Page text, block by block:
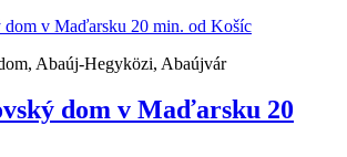
Abaúj-Hegyközi, Abaújvár
dom v Maďarsku 20